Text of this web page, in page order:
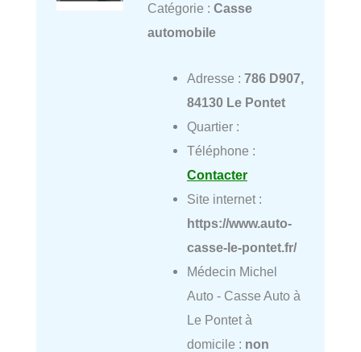
Catégorie : Casse
automobile
Adresse : 786 D907,
84130 Le Pontet
Quartier :
Téléphone :
Contacter
Site internet :
https://www.auto-
casse-le-pontet.fr/
Médecin Michel
Auto - Casse Auto à
Le Pontet à
domicile : non